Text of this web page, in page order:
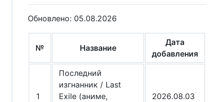
Обновлено: 05.08.2026
№ Название
Дата
добавления
1
Последний
изгнанник / Last
Exile (аниме,
2026.08.03